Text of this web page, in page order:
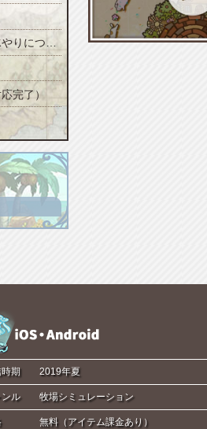
【不具合】「レッドベリー」を栄養土に合成した際の水やりについて
完了）
時期 2019年夏
ンル 牧場シミュレーション
無料（アイテム課金あり）